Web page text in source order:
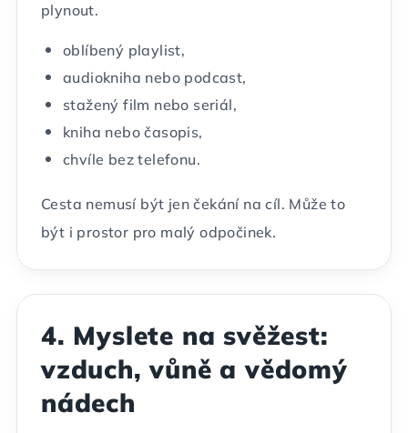
plynout.
oblíbený playlist,
audiokniha nebo podcast,
stažený film nebo seriál,
kniha nebo časopis,
chvíle bez telefonu.
Cesta nemusí být jen čekání na cíl. Může to
být i prostor pro malý odpočinek.
4. Myslete na svěžest:
vzduch, vůně a vědomý
nádech